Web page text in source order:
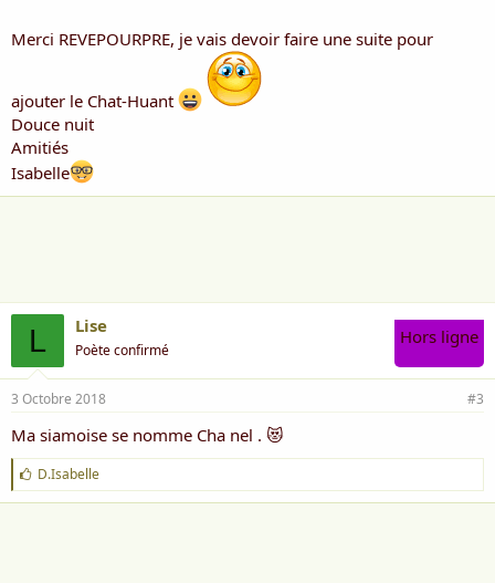
amitiés
RP
Merci REVEPOURPRE, je vais devoir faire une suite pour
ajouter le Chat-Huant
Douce nuit
Amitiés
Isabelle
L Lise
Poète confirmé
Hors ligne
3 Octobre 2018 #3
Ma siamoise se nomme Cha nel . 😻
J
'
a
D.Isabelle